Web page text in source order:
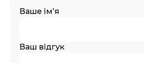
Ваше ім’я
Ваш відгук